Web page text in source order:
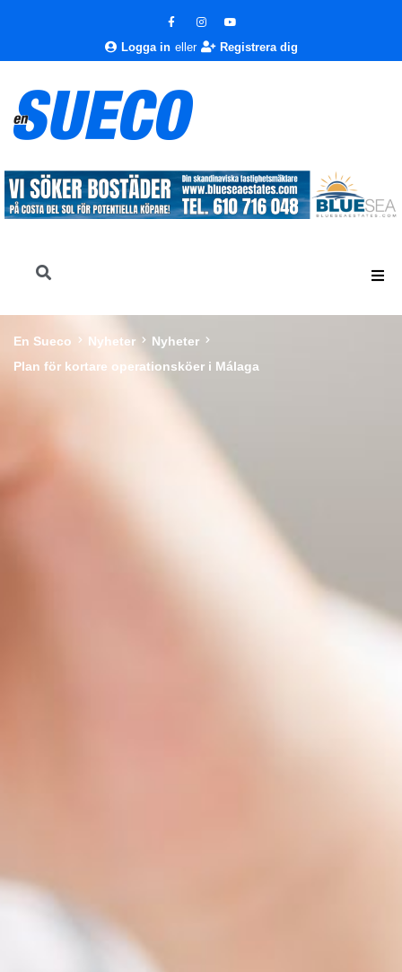
Logga in eller Registrera dig
En Sueco Nyheter
Nyheter
Plan för kortare operationsköer i Málaga